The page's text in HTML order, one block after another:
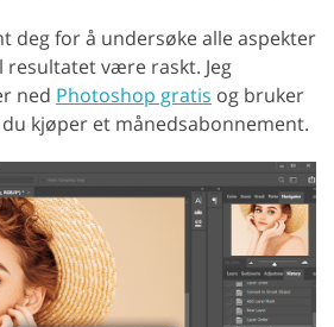
deg for å undersøke alle aspekter
resultatet være raskt. Jeg
ned Photoshop gratis og bruker
kjøper et månedsabonnement.